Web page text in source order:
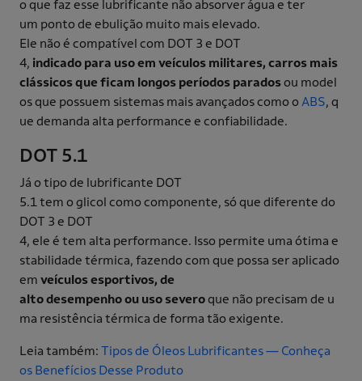
o que faz esse lubrificante não absorver água e ter
um ponto de ebulição muito mais elevado.
Ele não é compatível com DOT 3 e DOT
4, indicado para uso em veículos militares, carros mais
clássicos que ficam longos períodos paradosou model
os que possuem sistemas mais avançados como oABS, q
ue demanda alta performance e confiabilidade.
DOT 5.1
Já o tipo de lubrificante DOT
5.1 tem o glicol como componente, só que diferente do
DOT 3 e DOT
4, ele é tem alta performance. Isso permite uma ótima e
stabilidade térmica, fazendo com que possa ser aplicado
em veículos esportivos, de
alto desempenho ou uso severoque não precisam de u
ma resistência térmica de forma tão exigente.
Leia também: Tipos de Óleos Lubrificantes — Conheça
os Benefícios Desse Produto